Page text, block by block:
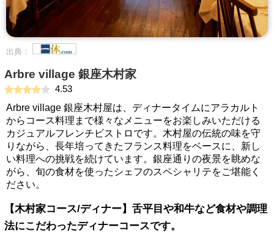
出典：
Arbre village 銀座木村家
4.53
Arbre village 銀座木村屋は、ディナータイムにアラカルト
からコース料理まで様々なメニューをお楽しみいただける
カジュアルフレンチビストロです。木村屋の伝統の味を守
りながら、長年培ってきたフランス料理をベースに、新し
い料理への挑戦を続けています。銀座通りの夜景を眺めな
がら、旬の食材を使ったシェフのスペシャリテをご堪能く
ださい。
【木村家コース/ディナー】舌平目や和牛など食材や調理
法にこだわったディナーコースです。